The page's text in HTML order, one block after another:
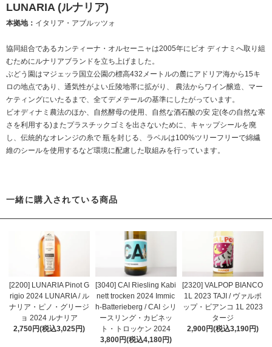
LUNARIA (ルナリア)
本拠地： イタリア・アブルッツォ
協同組合であるカンティーナ・オルセーニャは2005年にビオ ディナミへ取り組
むためにルナリアブランドを立ち上げました。
ぶどう園はマジェッラ国立公園の標高432メートルの麓にアドリア海から15キ
ロの地点であり、通気性がよい丘陵地帯に拡がり、 農法からワイン醸造、マー
ケティングにいたるまで、全てデメテールの基準にしたがっています。
ビオディナミ農法のほか、自然酵母の使用、自然な酒石酸の安 定(冬の自然な寒
さを利用する)またプラスチックゴミを出さないために、キャップシールを廃
し、伝統的なオレンジの糸で 瓶を封じる、ラベルは100%ツリーフリーで綿繊
維のシールを使用するなど環境に配慮した取組みを行っています。
一緒に購入されている商品
[2200] LUNARIA Pinot G
rigio 2024 LUNARIA / ル
ナリア・ピノ・グリージ
ョ 2024 ルナリア
2,750円(税込3,025円)
[3040] CAI Riesling Kabi
nett trocken 2024 Immic
h-Batterieberg / CAI シリ
ースリング・カビネッ
ト・トロッケン 2024
3,800円(税込4,180円)
[2320] VALPOP BIANCO
1L 2023 TAJI / ヴァルポ
ップ・ビアンコ 1L 2023
タージ
2,900円(税込3,190円)